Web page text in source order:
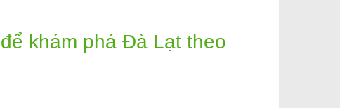
khám phá Đà Lạt theo